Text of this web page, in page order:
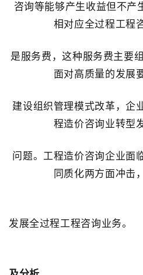
咨询等能够产生收益但不产
相对应全过程工程
是服务费，这种服务费主要
面对高质量的发展
建设组织管理模式改革，企
程造价咨询业转型
问题。工程造价咨询企业面
同质化两方面冲击
统工程造价
发展全过程工程咨询业务。